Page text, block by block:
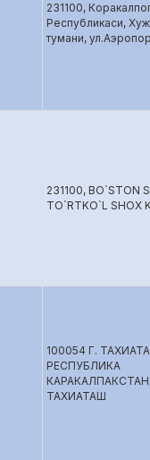
231100,
Республикаси,
тумани,
231100, BO`STON
TO`RTKO`L SHOX
100054 Г.
РЕСПУБЛИКА
ТАХИАТАШ